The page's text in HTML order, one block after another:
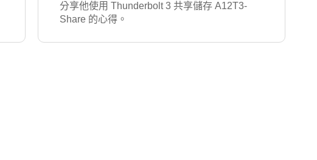
分享他使用 Thunderbolt 3 共享儲存 A12T3-
Share 的心得。